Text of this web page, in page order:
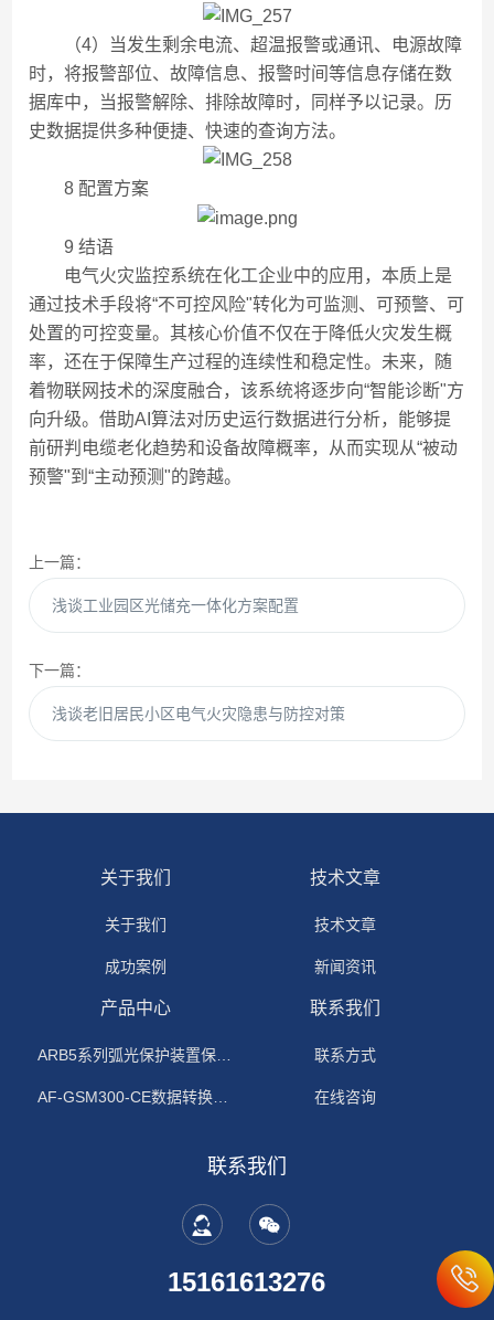
（4）当发生剩余电流、超温报警或通讯、电源故障
时，将报警部位、故障信息、报警时间等信息存储在数
据库中，当报警解除、排除故障时，同样予以记录。历
史数据提供多种便捷、快速的查询方法。
8 配置方案
9 结语
电气火灾监控系统在化工企业中的应用，本质上是
通过技术手段将“不可控风险"转化为可监测、可预警、可
处置的可控变量。其核心价值不仅在于降低火灾发生概
率，还在于保障生产过程的连续性和稳定性。未来，随
着物联网技术的深度融合，该系统将逐步向“智能诊断"方
向升级。借助AI算法对历史运行数据进行分析，能够提
前研判电缆老化趋势和设备故障概率，从而实现从“被动
预警"到“主动预测"的跨越。
上一篇：
浅谈工业园区光储充一体化方案配置
下一篇：
浅谈老旧居民小区电气火灾隐患与防控对策
关于我们
关于我们
成功案例
技术文章
技术文章
新闻资讯
产品中心
ARB5系列弧光保护装置保护功能原理
AF-GSM300-CE数据转换模块
联系我们
联系方式
在线咨询
联系我们
15161613276